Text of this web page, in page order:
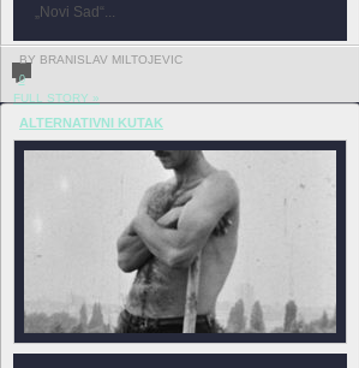
„Novi Sad“...
BY BRANISLAV MILTOJEVIC
0
FULL STORY »
ALTERNATIVNI KUTAK